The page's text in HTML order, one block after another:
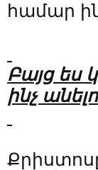
համար
Բայց ես
ինչ